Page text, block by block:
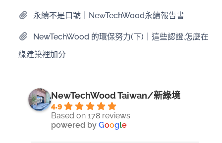
永續不是口號｜NewTechWood永續報告書
NewTechWood 的環保努力(下)｜這些認證,怎麼在
綠建築裡加分
NewTechWood Taiwan/新綠境
4.9
Based on 178 reviews
powered byGoogle